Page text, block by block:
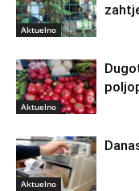
Aktuelno
Aktuelno
Aktuelno